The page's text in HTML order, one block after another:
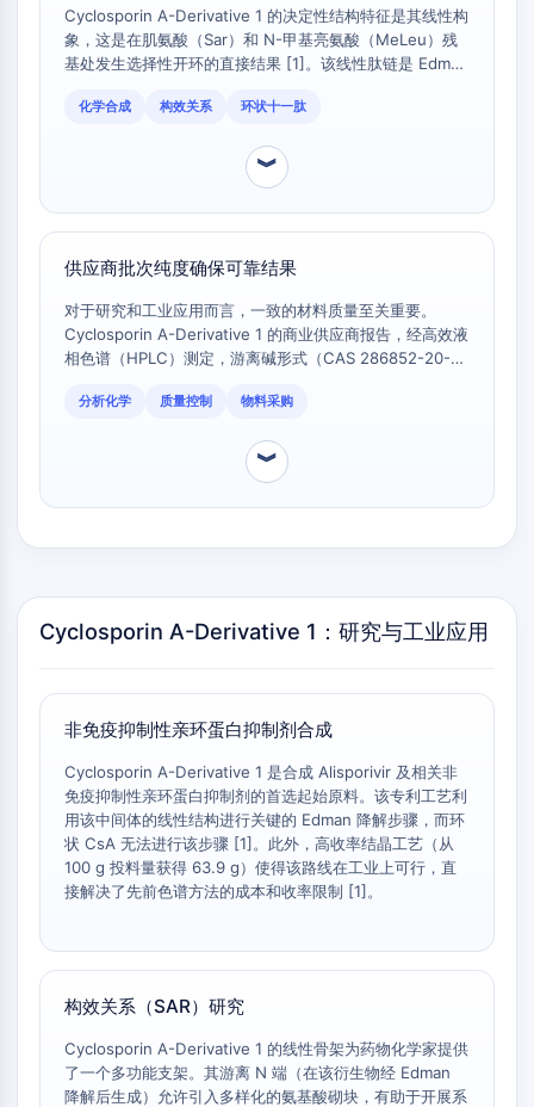
微管相关丝氨酸/苏氨酸激酶
ABA受体
SOS1
MAP3K
MAP4K
MEK
Raf
Atg及Atg相关蛋白
自噬
蛋白酪氨酸激酶/RTK
非受体酪氨酸激酶同义词：NRTK
受体酪氨酸激酶
膜转运蛋白/离子通道
膜转运蛋白/离子通道
膜转运蛋白
GPCR/G蛋白
B类GPCR同义词：促胰液素家族
G蛋白相关
Cyclosporin A-Derivative 1 的决定性结构特征是其线性构
象，这是在肌氨酸（Sar）和 N-甲基亮氨酸（MeLeu）残
基处发生选择性开环的直接结果 [1]。该线性肽链是 Edman
够合成新的非天然环状十一肽，如 Alisporivir [1]。母体化
化学惰性，使其不适合作为该合成路线的起始原料。
化学合成 构效关系 环状十一肽
︾
供应商批次纯度确保可靠结果
对于研究和工业应用而言，一致的材料质量至关重要。
Cyclosporin A-Derivative 1 的商业供应商报告，经高效液
相色谱（HPLC）测定，游离碱形式（CAS 286852-20-
1487360-85-9）为 >98% ， 。这种纯度水平可确保最小
在使用表征不够严格的环孢素中间体时，这是一个常见问
分析化学 质量控制 物料采购
︾
Cyclosporin A-Derivative 1：研究与工业应用
非免疫抑制性亲环蛋白抑制剂合成
Cyclosporin A-Derivative 1 是合成 Alisporivir 及相关非
免疫抑制性亲环蛋白抑制剂的首选起始原料。该专利工艺利
用该中间体的线性结构进行关键的 Edman 降解步骤，而环
状 CsA 无法进行该步骤 [1]。此外，高收率结晶工艺（从
100 g 投料量获得 63.9 g）使得该路线在工业上可行，直
接解决了先前色谱方法的成本和收率限制 [1]。
构效关系（SAR）研究
Cyclosporin A-Derivative 1 的线性骨架为药物化学家提供
了一个多功能支架。其游离 N 端（在该衍生物经 Edman
降解后生成）允许引入多样化的氨基酸砌块，有助于开展系